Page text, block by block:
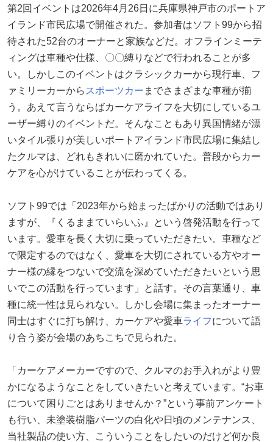
第2回イベントは2026年4月26日に兵庫県神戸市のポートア
イランド市民広場で開催された。参加者はソフト99から招
待された52台のオーナーと家族などだ。オフラインミーテ
ィングは車種や仕様、〇〇縛りなどで行われることが多
い。しかしこのイベントはクラシックカーから現行車、フ
ァミリーカーから スポーツカー までさまざまな車種が揃
う。あえて言うならばカーケアライフを大切にしているユ
ーザー縛りのイベントだ。そんなこともあり異国情緒が漂
いタイル張りが美しいポートアイランド市民広場に集結し
たクルマは、どれもきれいに磨かれていた。普段からカー
ケアを心がけていることが伝わってくる。
ソフト99では「2023年から始まったばかりの活動ではあり
ますが、『くるままていらいふ』という啓発活動を行って
います。愛車を長く大切に乗っていただきたい。車種など
で限定するのではなく、愛車を大切にされている方やオー
ナー様の縁をつないで交流を深めていただきたいという思
いでこの活動を行っています」と話す。その言葉通り、車
種に統一性は見られない。しかし会場に集まったオーナー
同士はすぐに打ち解け、カーケアや愛車ライフについて語
り合う姿が会場のあちこちで見られた。
「カーケアメーカーですので、クルマのお手入れがより豊
かになるようなことをしていきたいと考えています。“お車
について困りごとはありませんか？”という事前アンケート
も行い、未塗装樹脂パーツの白化や日頃のメンテナンス、
当社製品の使い方、こういうことをしたいのだけど何か良